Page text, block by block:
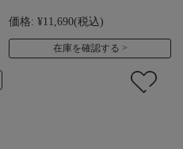
価格: ¥11,690(税込)
在庫を確認する